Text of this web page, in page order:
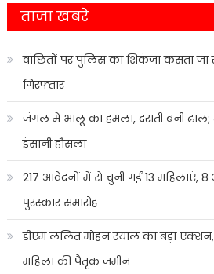
ताजा खबरे
वांछितों पर पुलिस का शिकंजा कसता जा
गिरफ्तार
जंगल में भालू का हमला, दराती बनी
इंसानी हौसला
217 आवेदनों में से चुनी गईं 13 महिलाएं, 8
पुरस्कार समारोह
डीएम ललित मोहन रयाल का बड़ा
महिला की पैतृक जमीन